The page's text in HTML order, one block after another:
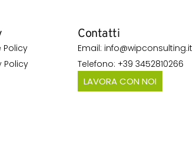
Policy
Policy
Contatti
Email: info@wipconsulting.it
Telefono: +39 3452810266
LAVORA CON NOI